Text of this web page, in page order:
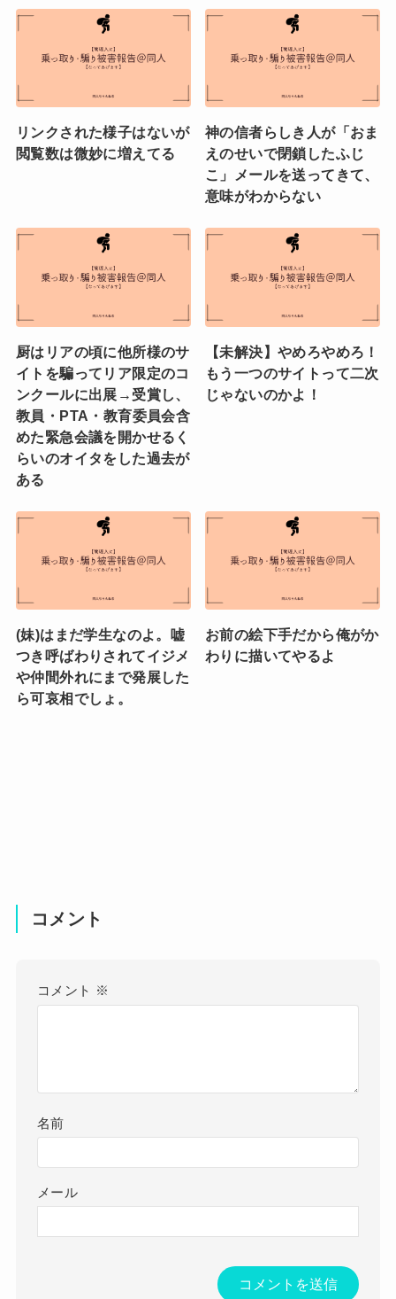
リンクされた様子はないが
閲覧数は微妙に増えてる
神の信者らしき人が「おま
えのせいで閉鎖したふじ
こ」メールを送ってきて、
意味がわからない
厨はリアの頃に他所様のサ
イトを騙ってリア限定のコ
ンクールに出展→受賞し、
教員・PTA・教育委員会含
めた緊急会議を開かせるく
らいのオイタをした過去が
ある
【未解決】やめろやめろ！
もう一つのサイトって二次
じゃないのかよ！
(妹)はまだ学生なのよ。嘘
つき呼ばわりされてイジメ
や仲間外れにまで発展した
ら可哀相でしょ。
お前の絵下手だから俺がか
わりに描いてやるよ
コメント
コメント ※
名前
メール